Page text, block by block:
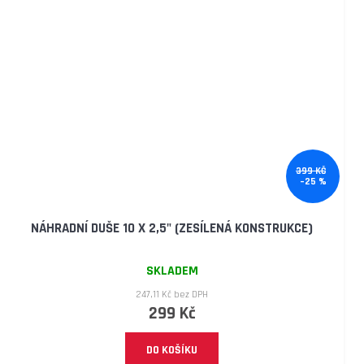
399 KČ
–25 %
NÁHRADNÍ DUŠE 10 X 2,5" (ZESÍLENÁ KONSTRUKCE)
SKLADEM
247,11 Kč bez DPH
299 Kč
DO KOŠÍKU